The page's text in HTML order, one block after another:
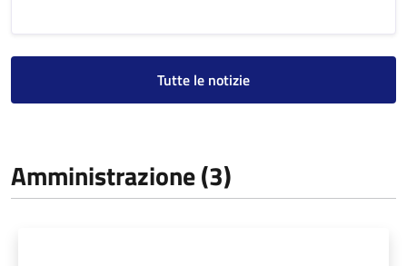
Tutte le notizie
Amministrazione (3)